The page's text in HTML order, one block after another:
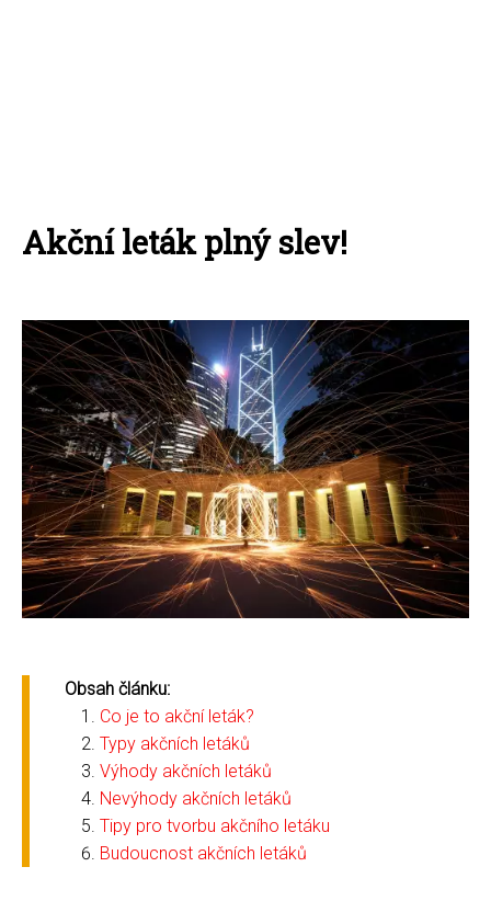
Akční leták plný slev!
Obsah článku:
Co je to akční leták?
Typy akčních letáků
Výhody akčních letáků
Nevýhody akčních letáků
Tipy pro tvorbu akčního letáku
Budoucnost akčních letáků